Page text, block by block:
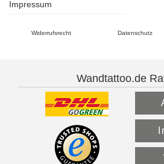
Impressum
Widerrufsrecht Datenschutz
Wandtattoo.de